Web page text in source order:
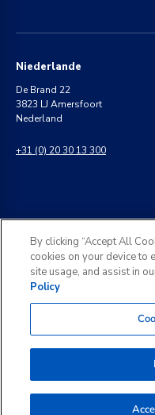
Niederlande
De Brand 22
3823 LJ Amersfoort
Nederland
+31 (0) 20 30 13 300
8 Perungudi Industrial Estate
Perungudi, Chennai
600 096, India
By clicking “Accept All
cookies on your device to
site usage, and assist in
Policy